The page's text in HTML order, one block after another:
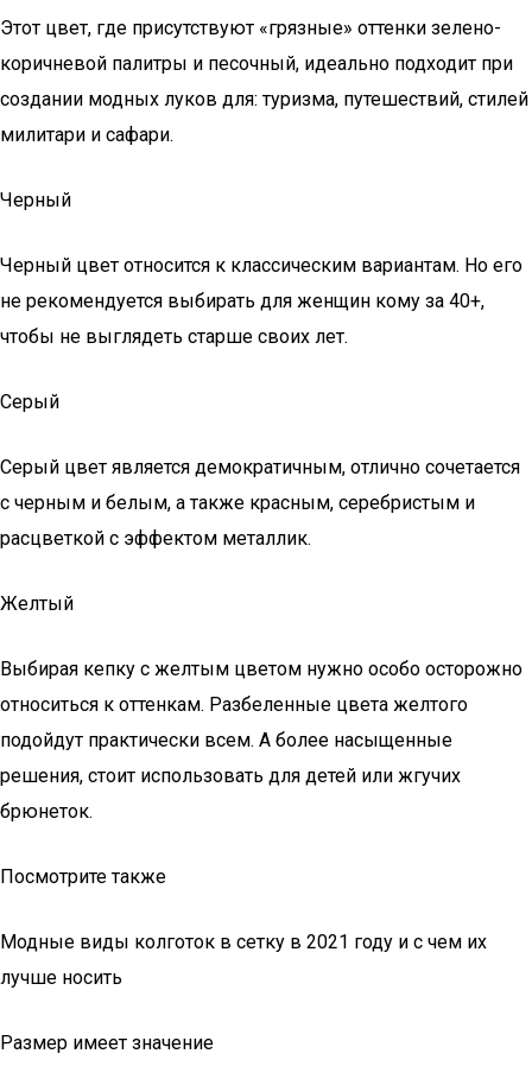
Этот цвет, где присутствуют «грязные» оттенки зелено-
коричневой палитры и песочный, идеально подходит при
создании модных луков для: туризма, путешествий, стилей
милитари и сафари.
Черный
Черный цвет относится к классическим вариантам. Но его
не рекомендуется выбирать для женщин кому за 40+,
чтобы не выглядеть старше своих лет.
Серый
Серый цвет является демократичным, отлично сочетается
с черным и белым, а также красным, серебристым и
расцветкой с эффектом металлик.
Желтый
Выбирая кепку с желтым цветом нужно особо осторожно
относиться к оттенкам. Разбеленные цвета желтого
подойдут практически всем. А более насыщенные
решения, стоит использовать для детей или жгучих
брюнеток.
Посмотрите также
Модные виды колготок в сетку в 2021 году и с чем их
лучше носить
Размер имеет значение